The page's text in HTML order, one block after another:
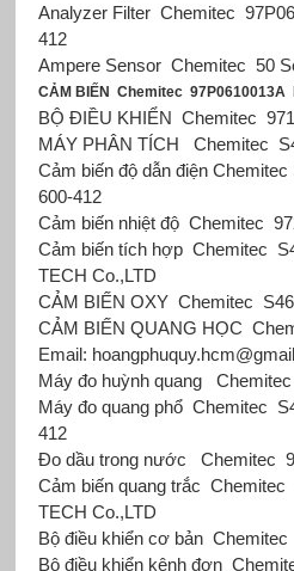
Analyzer Filter Chemitec
412
Ampere Sensor Chemitec 50
CẢM BIẾN Chemitec 97P0610013A
BỘ ĐIỀU KHIỂN Chemitec
MÁY PHÂN TÍCH
Chemitec
Cảm biến độ dẫn điện Chemitec
600-412
Cảm biến nhiệt độ Chemitec
Cảm biến tích hợp Chemitec
TECH Co.,LTD
CẢM BIẾN OXY Chemitec
CẢM BIẾN QUANG HỌC
Email:
Máy đo huỳnh quang
Chemitec
Máy đo quang phổ Chemitec
412
Đo dầu trong nước
Chemitec
Cảm biến quang trắc Chemitec
TECH Co.,LTD
Bộ điều khiển cơ bản Chemitec
Bộ điều khiển kênh đơn